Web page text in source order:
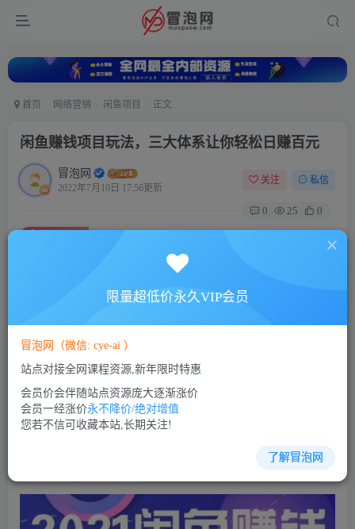
首页 网络营销 闲鱼项目 正文
闲鱼赚钱项目玩法，三大体系让你轻松日赚百元
冒泡网
2022年7月10日 17:56更新
关注 私信
0 25 0
闲鱼赚钱项目玩法，三大体系让你轻松日赚百元
此内容为付费资源，请付费后查看
5 限时特惠
VIP会员 免费
立即购买
您当前未登录！建议登陆后购买，可保存购买订单
限量超低价永久VIP会员
冒泡网（微信: cye-ai ）
站点对接全网课程资源,新年限时特惠
会员价会伴随站点资源庞大逐渐涨价
会员一经涨价永不降价/绝对增值
您若不信可收藏本站,长期关注!
了解冒泡网